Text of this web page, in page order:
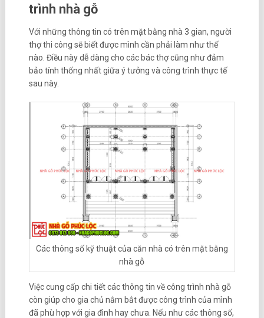
trình nhà gỗ
Với những thông tin có trên mặt bằng nhà 3 gian, người
thợ thi công sẽ biết được mình cần phải làm như thế
nào. Điều này dễ dàng cho các bác thợ cũng như đảm
bảo tính thống nhất giữa ý tưởng và công trình thực tế
sau này.
Các thông số kỹ thuật của căn nhà có trên mặt bằng
nhà gỗ
Việc cung cấp chi tiết các thông tin về công trình nhà gỗ
còn giúp cho gia chủ nắm bắt được công trình của mình
đã phù hợp với gia đình hay chưa. Nếu như các thông số,